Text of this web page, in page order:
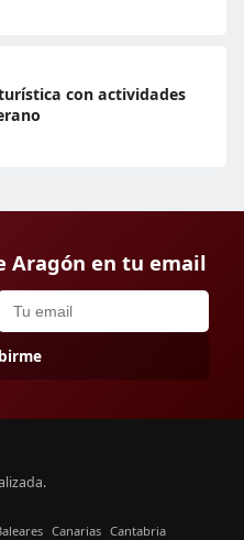
con actividades
Aragón en tu email
Canarias Cantabria